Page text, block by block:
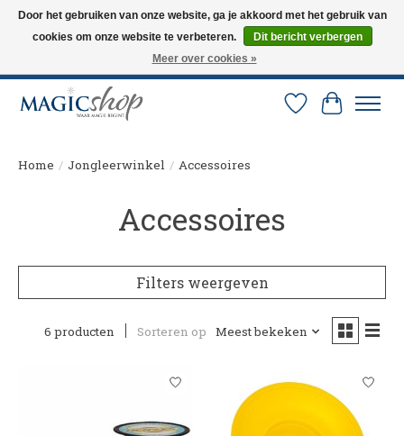
Altijd de nieuwste trucs op voorraad. Snelle verzending via PostNL en DHL.
Langskomen in onze winkel? Bel of mail om een afspraak te maken. 0251-
Verlanglijst
Home / Jongleerwinkel / Accessoires
Accessoires
Filters weergeven
6 producten Sorteren op Meest bekeken
Door het gebruiken van onze website, ga je akkoord met het gebruik van
cookies om onze website te verbeteren.
Dit bericht verbergen
Meer over cookies »